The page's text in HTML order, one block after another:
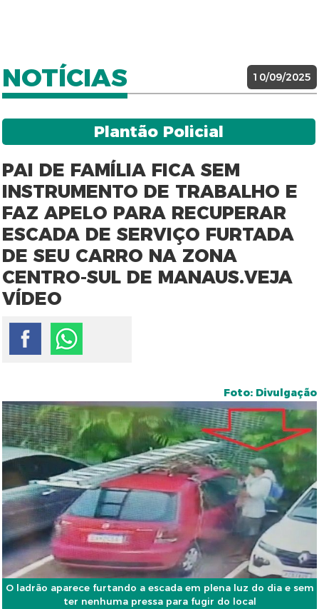
NOTÍCIAS 10/09/2025
Plantão Policial
PAI DE FAMÍLIA FICA SEM
INSTRUMENTO DE TRABALHO E
FAZ APELO PARA RECUPERAR
ESCADA DE SERVIÇO FURTADA
DE SEU CARRO NA ZONA
CENTRO-SUL DE MANAUS.VEJA
VÍDEO
Foto: Divulgação
O ladrão aparece furtando a escada em plena luz do dia e sem
ter nenhuma pressa para fugir do local